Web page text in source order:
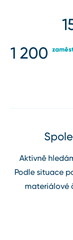
1 200
Aktivně
Podle situace
materiálové